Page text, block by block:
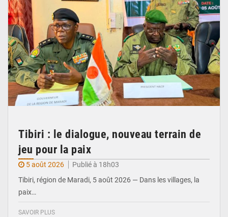
Tibiri : le dialogue, nouveau terrain de
jeu pour la paix
5 août 2026
Publié à 18h03
Tibiri, région de Maradi, 5 août 2026 — Dans les villages, la
paix…
SAVOIR PLUS